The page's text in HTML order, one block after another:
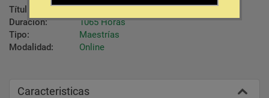
Título ofrecido:
Titulo Master oficial
Duración:
1065 Horas
Tipo:
Maestrías
Modalidad:
Online
Caracteristicas